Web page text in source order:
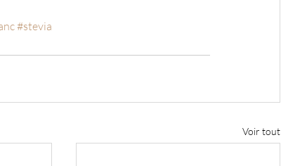
#stevia
Voir tout